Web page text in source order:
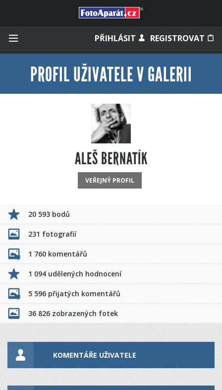
PŘIHLÁSIT REGISTROVAT
Zapomněli jste heslo?
Měli jste účet na starém webu?
PROFIL UŽIVATELE V GALERII
ALEŠ BERNATÍK
VEŘEJNÝ PROFIL
20 593 bodů
231 fotografií
1 760 komentářů
1 094 udělených hodnocení
5 596 přijatých komentářů
36 826 zobrazených fotek
KOMENTÁŘE UŽIVATELE